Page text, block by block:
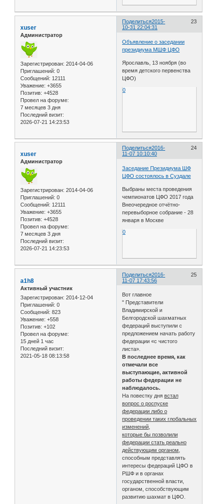
Поделиться 23
2015-
10-31 22:04:31
xuser
Администратор
Зарегистрирован: 2014-04-06
Приглашений: 0
Сообщений: 12111
Уважение: +3655
Позитив: +4528
Провел на форуме:
7 месяцев 3 дня
Последний визит:
2026-07-21 14:23:53
Объявление о заседании
президиума МШФ ЦФО
Ярославль, 13 ноября (во
время детского первенства
ЦФО)
0
Поделиться 24
2016-
11-07 10:10:40
xuser
Администратор
Зарегистрирован: 2014-04-06
Приглашений: 0
Сообщений: 12111
Уважение: +3655
Позитив: +4528
Провел на форуме:
7 месяцев 3 дня
Последний визит:
2026-07-21 14:23:53
Заседание Президиума ШФ
ЦФО состоялось в Суздале
Выбраны места проведения
чемпионатов ЦФО 2017 года
Внеочередное отчётно-
перевыборное собрание - 28
января в Москве
0
Поделиться 25
2016-
11-07 17:43:56
a1h8
Активный участник
Зарегистрирован: 2014-12-04
Приглашений: 0
Сообщений: 823
Уважение: +558
Позитив: +102
Провел на форуме:
15 дней 1 час
Последний визит:
2021-05-18 08:13:58
Вот главное
" Представители
Владимирской и
Белгородской шахматных
федераций выступили с
предложением начать работу
федерации «с чистого
листа».
В последнее время, как
отмечали все
выступающие, активной
работы федерации не
наблюдалось.
На повестку днявстал
вопрос о роспуске
федерации либо о
проведении таких глобальных
изменений,
которые бы позволили
федерации стать реально
действующим органом,
способным представлять
интересы федераций ЦФО в
РШФ и в органах
государственной власти,
органом, способствующим
развитию шахмат в ЦФО.